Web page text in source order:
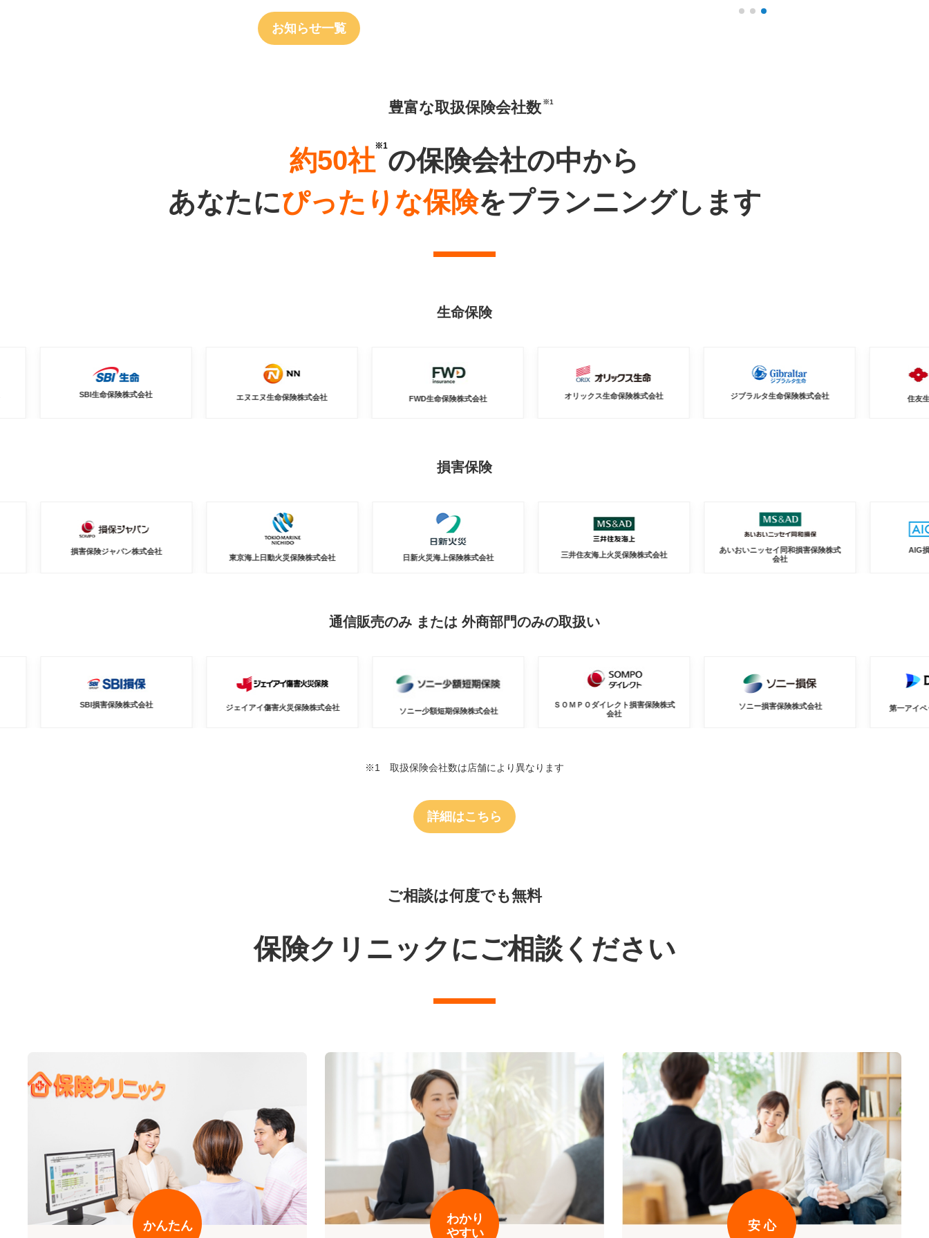
お知らせ一覧
豊富な取扱保険会社数
約50社 の保険会社の中から
あなたにぴったりな保険をプランニングします
生命保険
SBI生命保険株式会社 エヌエヌ生命保険株式会社 FWD生命保険株式会社 オリックス生命保険株式会社 ジブラルタ生命保険株式会社 住友生命保険相互
損害保険
損害保険ジャパン株式会社
東京海上日動火災保険株式会社 日新火災海上保険株式会社 三井住友海上火災保険株式会社
あいおいニッセイ同和損害保険株式
AIG損害保険株式
通信販売のみ または 外商部門のみの取扱い
SBI損害保険株式会社 ジェイアイ傷害火災保険株式会社 ソニー少額短期保険株式会社
ＳＯＭＰＯダイレクト損害保険株式
ソニー損害保険株式会社 第一アイペット損害保
※1 取扱保険会社数は店舗により異なります
詳細はこちら
ご相談は何度でも無料
保険クリニックにご相談ください
かんたん
わかり
やすい
安 心